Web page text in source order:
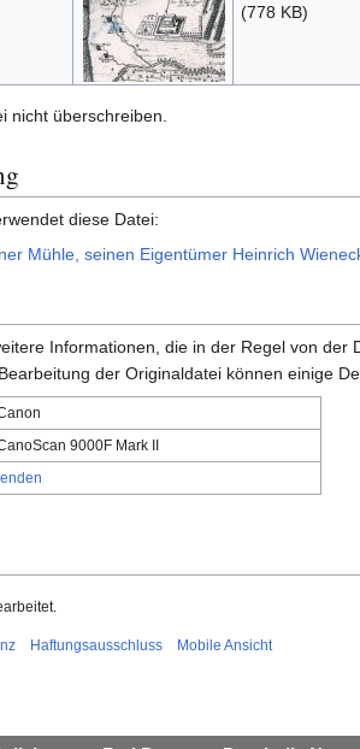
(778 KB)
nicht überschreiben.
diese Datei:
Mühle, seinen Eigentümer Heinrich
Informationen, die in der Regel von der
der Originaldatei können einige
9000F Mark II
Haftungsausschluss Mobile Ansicht